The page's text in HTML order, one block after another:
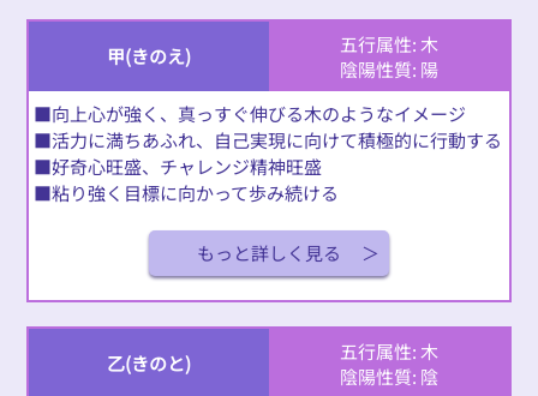
甲(きのえ)
五行属性: 木
陰陽性質: 陽
■向上心が強く、真っすぐ伸びる木のようなイメージ
■活力に満ちあふれ、自己実現に向けて積極的に行動する
■好奇心旺盛、チャレンジ精神旺盛
■粘り強く目標に向かって歩み続ける
もっと詳しく見る
乙(きのと)
五行属性: 木
陰陽性質: 陰